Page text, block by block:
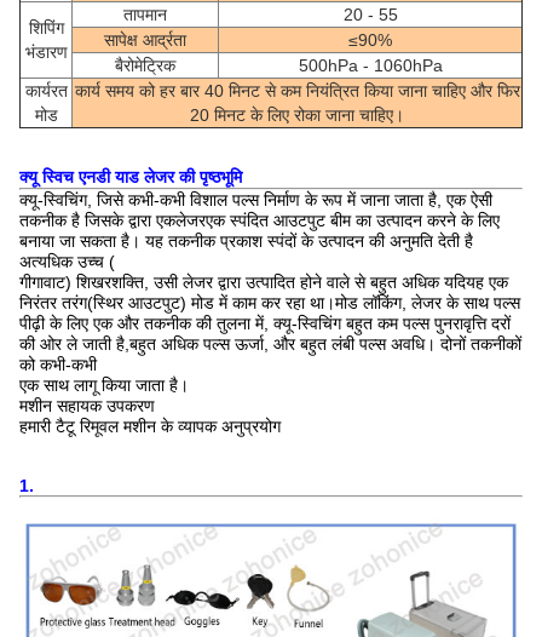
शिपिंग
भंडारण
तापमान
20 - 55
सापेक्ष आर्द्रता
≤90%
बैरोमेट्रिक
500hPa - 1060hPa
कार्यरत
मोड
कार्य समय को हर बार 40 मिनट से कम नियंत्रित किया जाना चाहिए और फिर
20 मिनट के लिए रोका जाना चाहिए।
क्यू स्विच एनडी याड लेजर की पृष्ठभूमि
क्यू-स्विचिंग, जिसे कभी-कभी विशाल पल्स निर्माण के रूप में जाना जाता है, एक ऐसी
तकनीक है जिसके द्वारा एकलेजरएक स्पंदित आउटपुट बीम का उत्पादन करने के लिए
बनाया जा सकता है। यह तकनीक प्रकाश स्पंदों के उत्पादन की अनुमति देती है
अत्यधिक उच्च (
गीगावाट) शिखरशक्ति , उसी लेजर द्वारा उत्पादित होने वाले से बहुत अधिक यदियह एक
निरंतर तरंग(स्थिर आउटपुट) मोड में काम कर रहा था।मोड लॉकिंग, लेजर के साथ पल्स
पीढ़ी के लिए एक और तकनीक की तुलना में, क्यू-स्विचिंग बहुत कम पल्स पुनरावृत्ति दरों
की ओर ले जाती है, बहुत अधिक पल्स ऊर्जा, और बहुत लंबी पल्स अवधि। दोनों तकनीकों
को कभी-कभी
एक साथ लागू किया जाता है।
मशीन सहायक उपकरण
हमारी टैटू रिमूवल मशीन के व्यापक अनुप्रयोग
1.